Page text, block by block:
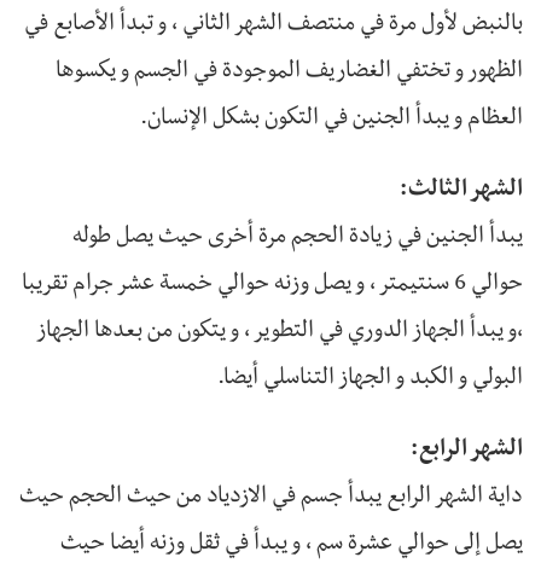
بالنبض لأول مرة في منتصف الشهر الثاني ، و تبدأ الأصابع في
الظهور و تختفي الغضاريف الموجودة في الجسم و يكسوها
العظام و يبدأ الجنين في التكون بشكل الإنسان.
الشهر الثالث:
يبدأ الجنين في زيادة الحجم مرة أخرى حيث يصل طوله
حوالي 6 سنتيمتر ، و يصل وزنه حوالي خمسة عشر جرام تقريبا
،و يبدأ الجهاز الدوري في التطوير ، و يتكون من بعدها الجهاز
البولي و الكبد و الجهاز التناسلي أيضا.
الشهر الرابع:
داية الشهر الرابع يبدأ جسم في الازدياد من حيث الحجم حيث
يصل إلى حوالي عشرة سم ، و يبدأ في ثقل وزنه أيضا حيث